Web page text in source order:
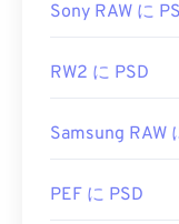
Sony RAW に
RW2 に PSD
Samsung RAW
PEF に PSD